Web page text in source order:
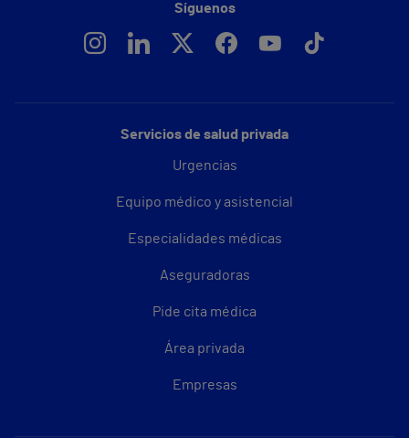
Servicios de salud privada
Urgencias
Equipo médico y asistencial
Especialidades médicas
Aseguradoras
Pide cita médica
Área privada
Empresas
Síguenos